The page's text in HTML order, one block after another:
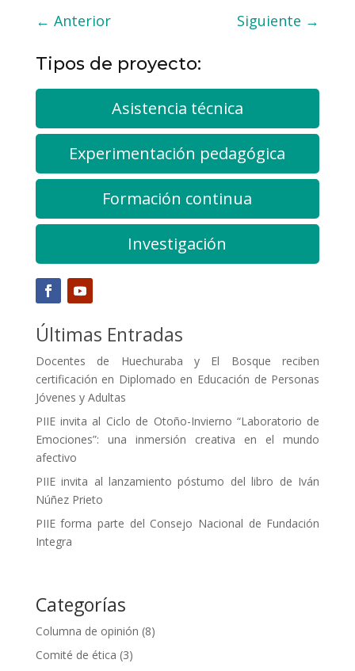
← Anterior Siguiente →
Tipos de proyecto:
Asistencia técnica
Experimentación pedagógica
Formación continua
Investigación
Últimas Entradas
Docentes de Huechuraba y El Bosque reciben
certificación en Diplomado en Educación de Personas
Jóvenes y Adultas
PIIE invita al Ciclo de Otoño-Invierno “Laboratorio de
Emociones”: una inmersión creativa en el mundo
afectivo
PIIE invita al lanzamiento póstumo del libro de Iván
Núñez Prieto
PIIE forma parte del Consejo Nacional de Fundación
Integra
Categorías
Columna de opinión (8)
Comité de ética (3)